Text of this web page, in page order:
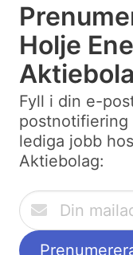
Holje
Fyll i din e-
lediga jobb
Aktiebolag: